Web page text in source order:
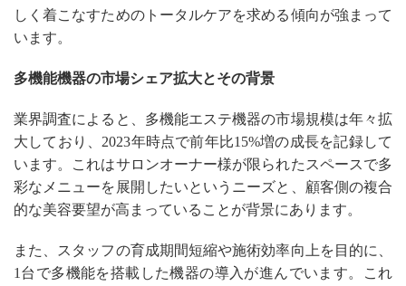
しく着こなすためのトータルケアを求める傾向が強まって
います。
多機能機器の市場シェア拡大とその背景
業界調査によると、多機能エステ機器の市場規模は年々拡
大しており、2023年時点で前年比15%増の成長を記録して
います。これはサロンオーナー様が限られたスペースで多
彩なメニューを展開したいというニーズと、顧客側の複合
的な美容要望が高まっていることが背景にあります。
また、スタッフの育成期間短縮や施術効率向上を目的に、
1台で多機能を搭載した機器の導入が進んでいます。これ